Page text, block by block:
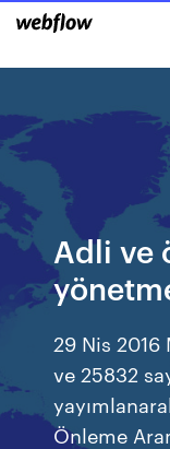
Adli ve
29 Nis 2016
ve 25832
Önleme